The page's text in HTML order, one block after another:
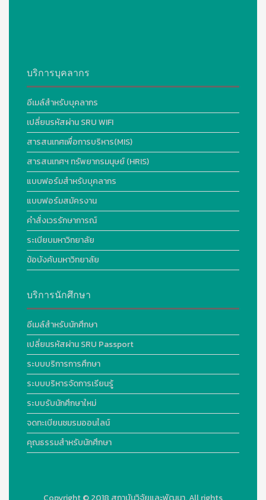
บริการบุคลากร
อีเมล์สำหรับบุคลากร
เปลี่ยนรหัสผ่าน SRU WIFI
สารสนเทศเพื่อการบริหาร(MIS)
สารสนเทศฯ ทรัพยากรมนุษย์ (HRIS)
แบบฟอร์มสำหรับบุคลากร
แบบฟอร์มสมัครงาน
คำสั่งเวรรักษาการณ์
ระเบียบมหาวิทยาลัย
ข้อบังคับมหาวิทยาลัย
บริการนักศึกษา
อีเมล์สำหรับนักศึกษา
เปลี่ยนรหัสผ่าน SRU Passport
ระบบบริการการศึกษา
ระบบบริหารจัดการเรียนรู้
ระบบรับนักศึกษาใหม่
จดทะเบียนชมรมออนไลน์
คุณธรรมสำหรับนักศึกษา